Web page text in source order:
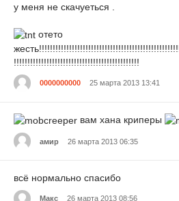
у меня не скачуеться .
отето
!!!!!!!!!!!!!!!!!!!!!!!!!!!!!!!!!!!!!!!!!!!!!!
0000000000 25 марта 2013 13:41
вам хана криперы
амир 26 марта 2013 06:35
всё нормально спасибо
Макс 26 марта 2013 08:56